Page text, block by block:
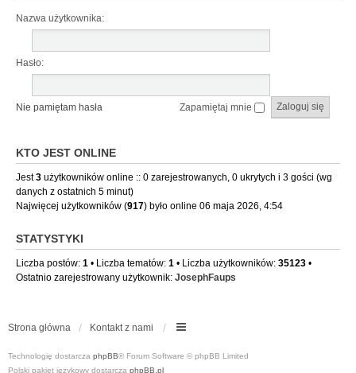
Nazwa użytkownika:
Hasło:
Nie pamiętam hasła Zapamiętaj mnie
KTO JEST ONLINE
Jest3 użytkowników online :: 0 zarejestrowanych, 0 ukrytych i 3 gości (wg
danych z ostatnich 5 minut)
Najwięcej użytkowników (917) było online 06 maja 2026, 4:54
STATYSTYKI
Liczba postów: 1 • Liczba tematów: 1 • Liczba użytkowników: 35123 •
Ostatnio zarejestrowany użytkownik: JosephFaups
Strona główna Kontakt z nami
Technologię dostarcza phpBB® Forum Software © phpBB Limited
Polski pakiet językowy dostarcza phpBB.pl